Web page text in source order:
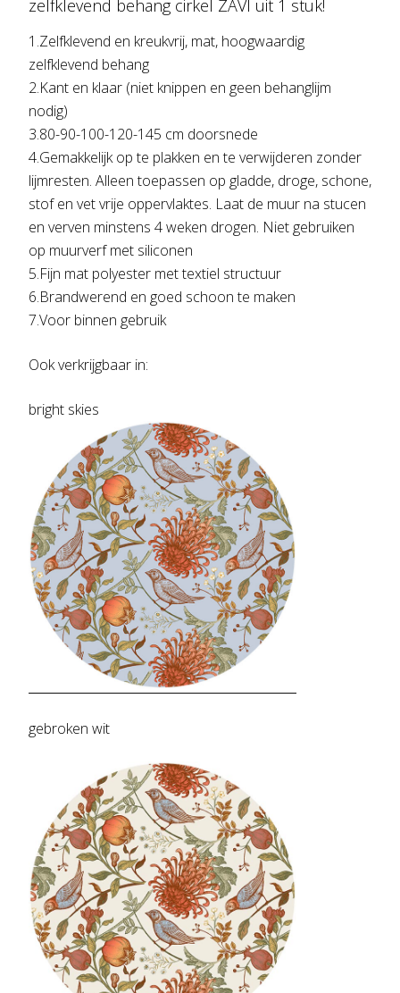
zelfklevend behang cirkel ZAVI uit 1 stuk!
1.Zelfklevend en kreukvrij, mat, hoogwaardig
zelfklevend behang
2.Kant en klaar (niet knippen en geen behanglijm
nodig)
3.80-90-100-120-145 cm doorsnede
4.Gemakkelijk op te plakken en te verwijderen zonder
lijmresten. Alleen toepassen op gladde, droge, schone,
stof en vet vrije oppervlaktes. Laat de muur na stucen
en verven minstens 4 weken drogen. Niet gebruiken
op muurverf met siliconen
5.Fijn mat polyester met textiel structuur
6.Brandwerend en goed schoon te maken
7.Voor binnen gebruik
Ook verkrijgbaar in:
bright skies
gebroken wit